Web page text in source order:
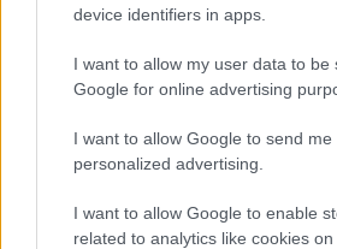
device identifiers in apps.
I want to allow my user data to be
Google for online advertising
I want to allow Google to send me
personalized advertising.
I want to allow Google to enable
related to analytics like cookies
ban
Krisztina)